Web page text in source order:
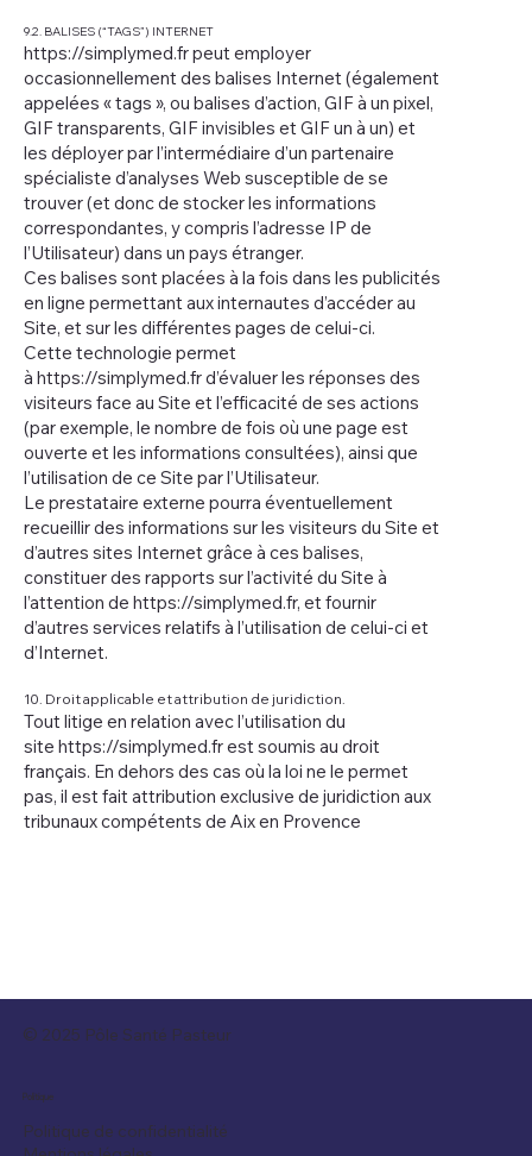
9.2. BALISES (“TAGS”) INTERNET
https://simplymed.frpeut employer
occasionnellement des balises Internet (également
appelées « tags », ou balises d’action, GIF à un pixel,
GIF transparents, GIF invisibles et GIF un à un) et
les déployer par l’intermédiaire d’un partenaire
spécialiste d’analyses Web susceptible de se
trouver (et donc de stocker les informations
correspondantes, y compris l’adresse IP de
l’Utilisateur) dans un pays étranger.
Ces balises sont placées à la fois dans les publicités
en ligne permettant aux internautes d’accéder au
Site, et sur les différentes pages de celui-ci.
Cette technologie permet
à https://simplymed.frd’évaluer les réponses des
visiteurs face au Site et l’efficacité de ses actions
(par exemple, le nombre de fois où une page est
ouverte et les informations consultées), ainsi que
l’utilisation de ce Site par l’Utilisateur.
Le prestataire externe pourra éventuellement
recueillir des informations sur les visiteurs du Site et
d’autres sites Internet grâce à ces balises,
constituer des rapports sur l’activité du Site à
l’attention de https://simplymed.fr, et fournir
d’autres services relatifs à l’utilisation de celui-ci et
d’Internet.
10. Droit applicable et attribution de juridiction.
Tout litige en relation avec l’utilisation du
site https://simplymed.frest soumis au droit
français. En dehors des cas où la loi ne le permet
pas, il est fait attribution exclusive de juridiction aux
tribunaux compétents de Aix en Provence
© 2025 Pôle Santé Pasteur
Politique
Politique de confidentialité